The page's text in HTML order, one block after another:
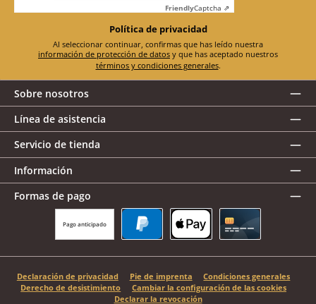
FriendlyCaptcha ⇗
Política de privacidad
información de protección de datos
términos y condiciones generales.
Sobre nosotros
Línea de asistencia
Servicio de tienda
Información
Formas de pago
Pago anticipado
Declaración de privacidad Pie de imprenta
Condiciones generales
Derecho de desistimiento
Cambiar la configuración de las cookies
Declarar la revocación